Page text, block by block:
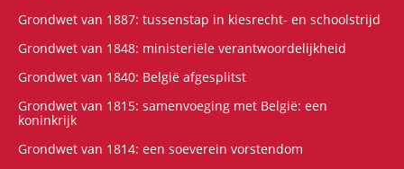
Grondwet van 1887: tussenstap in kiesrecht- en schoolstrijd
Grondwet van 1848: ministeriële verantwoordelijkheid
Grondwet van 1840: België afgesplitst
Grondwet van 1815: samenvoeging met België: een
koninkrijk
Grondwet van 1814: een soeverein vorstendom